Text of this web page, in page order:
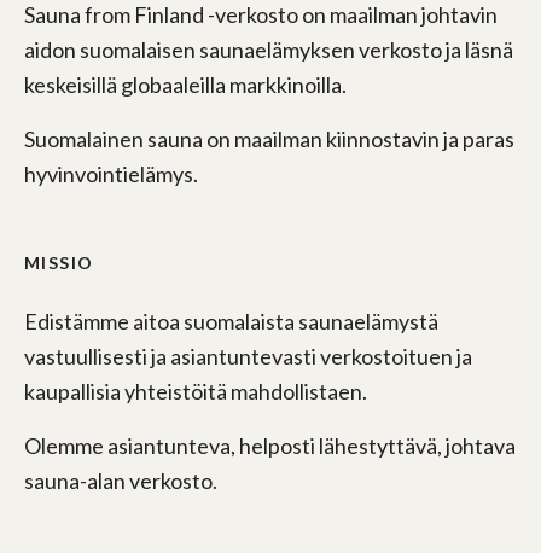
Sauna from Finland -verkosto on maailman johtavin
aidon suomalaisen saunaelämyksen verkosto ja läsnä
keskeisillä globaaleilla markkinoilla.
Suomalainen sauna on maailman kiinnostavin ja paras
hyvinvointielämys.
MISSIO
Edistämme aitoa suomalaista saunaelämystä
vastuullisesti ja asiantuntevasti verkostoituen ja
kaupallisia yhteistöitä mahdollistaen.
Olemme asiantunteva, helposti lähestyttävä, johtava
sauna-alan verkosto.